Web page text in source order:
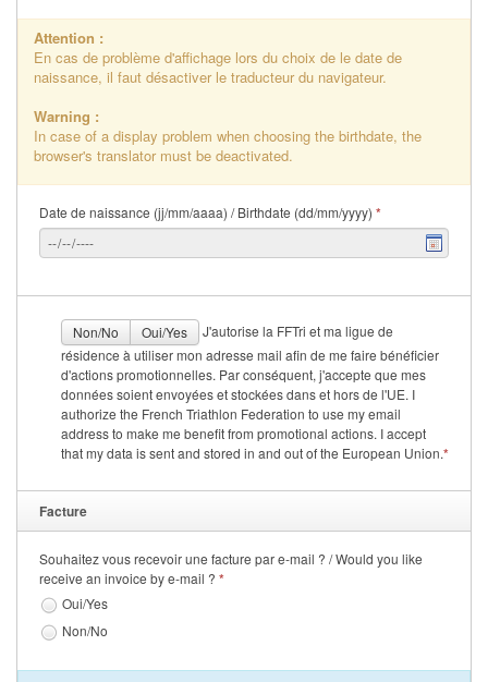
Attention :
En cas de problème d'affichage lors du choix de le date de
naissance, il faut désactiver le traducteur du navigateur.
Warning :
In case of a display problem when choosing the birthdate, the
browser's translator must be deactivated.
Date de naissance (jj/mm/aaaa) / Birthdate (dd/mm/yyyy) *
Non/No Oui/Yes
résidence à utiliser mon adresse mail afin de me faire bénéficier
d'actions promotionnelles. Par conséquent, j'accepte que mes
données soient envoyées et stockées dans et hors de l'UE. I
authorize the French Triathlon Federation to use my email
address to make me benefit from promotional actions. I accept
that my data is sent and stored in and out of the European Union.*
Facture
Souhaitez vous recevoir une facture par e-mail ? / Would you like
receive an invoice by e-mail ? *
Oui/Yes
Non/No